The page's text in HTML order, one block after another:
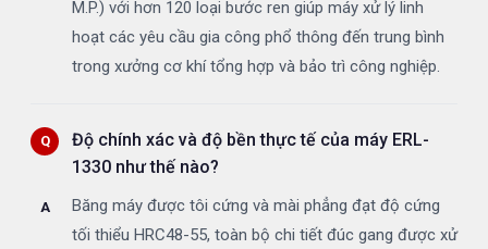
M.P.) với hơn 120 loại bước ren giúp máy xử lý linh
hoạt các yêu cầu gia công phổ thông đến trung bình
trong xưởng cơ khí tổng hợp và bảo trì công nghiệp.
Độ chính xác và độ bền thực tế của máy ERL-
1330 như thế nào?
Băng máy được tôi cứng và mài phẳng đạt độ cứng
tối thiểu HRC48-55, toàn bộ chi tiết đúc gang được xử